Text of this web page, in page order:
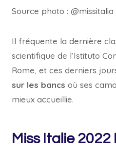
Source photo :
Il fréquente la dernière
scientifique de l’Istituto
Rome, et ces derniers
sur les bancs où ses
mieux accueillie.
Miss Italie